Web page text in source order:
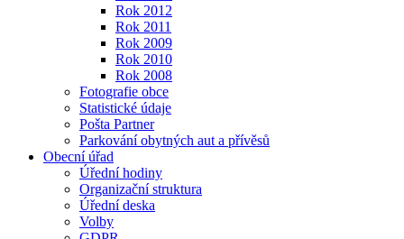
Rok 2012
Rok 2011
Rok 2009
Rok 2010
Rok 2008
Fotografie obce
Statistické údaje
Pošta Partner
Parkování obytných aut a přívěsů
Obecní úřad
Úřední hodiny
Organizační struktura
Úřední deska
Volby